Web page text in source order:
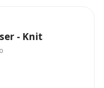
- Knit